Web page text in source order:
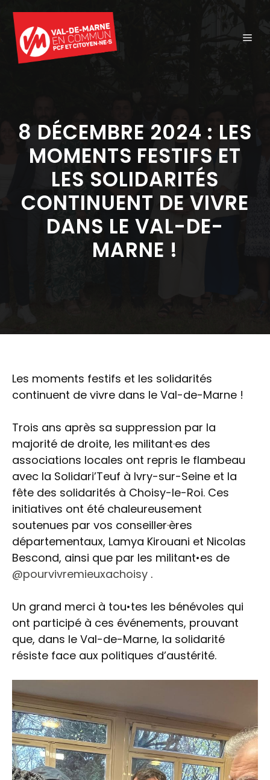
contenu
8 DÉCEMBRE 2024 : LES
MOMENTS FESTIFS ET
LES SOLIDARITÉS
CONTINUENT DE VIVRE
DANS LE VAL-DE-
MARNE !
Les moments festifs et les solidarités
continuent de vivre dans le Val-de-Marne !
Trois ans après sa suppression par la
majorité de droite, les militant·es des
associations locales ont repris le flambeau
avec la Solidari’Teuf à Ivry-sur-Seine et la
fête des solidarités à Choisy-le-Roi. Ces
initiatives ont été chaleureusement
soutenues par vos conseiller·ères
départementaux, Lamya Kirouani et Nicolas
Bescond, ainsi que par les militant•es de
@pourvivremieuxachoisy .
Un grand merci à tou•tes les bénévoles qui
ont participé à ces événements, prouvant
que, dans le Val-de-Marne, la solidarité
résiste face aux politiques d’austérité.